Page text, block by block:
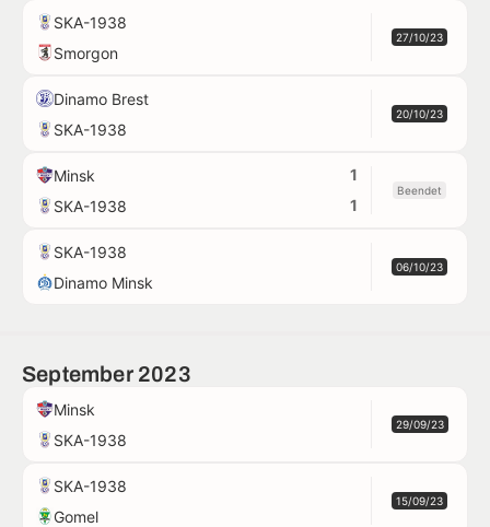
SKA-1938
Smorgon
27/10/23
Dinamo Brest
SKA-1938
20/10/23
Minsk
1
SKA-1938
1
Beendet
SKA-1938
Dinamo Minsk
06/10/23
September 2023
Minsk
SKA-1938
29/09/23
SKA-1938
Gomel
15/09/23